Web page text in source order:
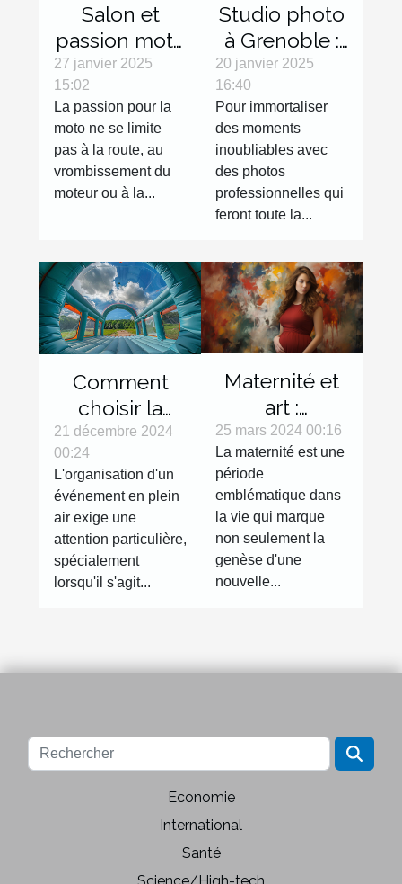
Salon et
passion moto
: les objets
décoration
qui feront
toute la
différence
27 janvier 2025
15:02
La passion pour la
moto ne se limite
pas à la route, au
vrombissement du
moteur ou à la...
Studio photo
à Grenoble :
réalisez des
clichés de
qualité !
20 janvier 2025
16:40
Pour immortaliser
des moments
inoubliables avec
des photos
professionnelles qui
feront toute la...
Comment
choisir la
bonne tente
gonflable
pour votre
évènement
21 décembre 2024
00:24
L'organisation d'un
événement en plein
air exige une
attention particulière,
spécialement
lorsqu'il s'agit...
Maternité et
art :
l'expression
de la
grossesse à
travers la
photographie
25 mars 2024 00:16
La maternité est une
période
emblématique dans
la vie qui marque
non seulement la
genèse d'une
nouvelle...
Economie
International
Santé